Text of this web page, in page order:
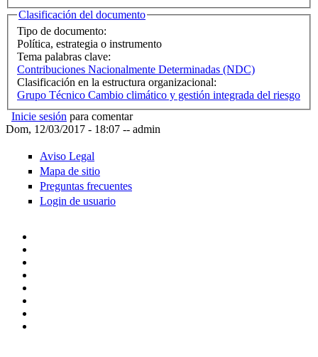
Ocultar
Clasificación del documento
Tipo de documento:
Política, estrategia o instrumento
Tema palabras clave:
Contribuciones Nacionalmente Determinadas (NDC)
Clasificación en la estructura organizacional:
Grupo Técnico Cambio climático y gestión integrada del riesgo
Inicie sesión para comentar
Dom, 12/03/2017 - 18:07 -- admin
Aviso Legal
Mapa de sitio
Preguntas frecuentes
Login de usuario